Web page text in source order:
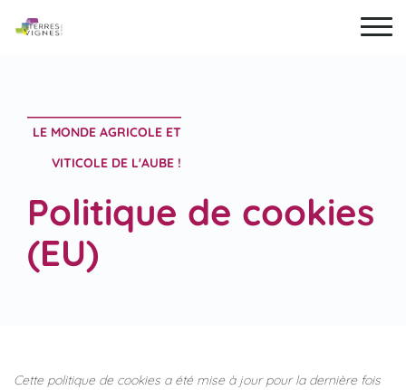
LE MONDE AGRICOLE ET
VITICOLE DE L'AUBE !
Politique de cookies
(EU)
Cette politique de cookies a été mise à jour pour la dernière fois